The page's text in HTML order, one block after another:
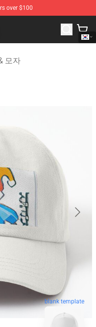
over $100
Merchandise Store
모자
blank template